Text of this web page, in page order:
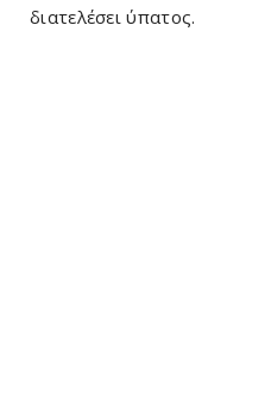
διατελέσει ύπατος.